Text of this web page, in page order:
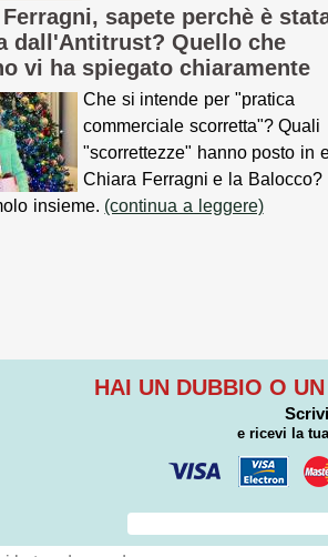
sapete perchè è
dall'Antitrust? Quello che
vi ha spiegato chiaramente
Che si intende per "pratica
commerciale scorretta"? Quali
"scorrettezze" hanno posto in
Chiara Ferragni e la Balocco?
insieme. (continua a leggere)
HAI UN DUBBIO O
e ricevi la